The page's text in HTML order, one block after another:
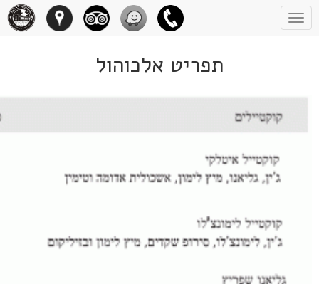
Toggle
navigation
תפריט אלכוהול